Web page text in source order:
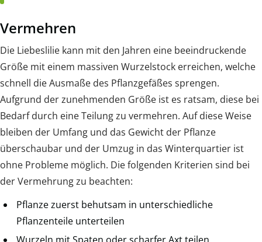
Vermehren
Die Liebeslilie kann mit den Jahren eine beeindruckende
Größe mit einem massiven Wurzelstock erreichen, welche
schnell die Ausmaße des Pflanzgefäßes sprengen.
Aufgrund der zunehmenden Größe ist es ratsam, diese bei
Bedarf durch eine Teilung zu vermehren. Auf diese Weise
bleiben der Umfang und das Gewicht der Pflanze
überschaubar und der Umzug in das Winterquartier ist
ohne Probleme möglich. Die folgenden Kriterien sind bei
der Vermehrung zu beachten:
Pflanze zuerst behutsam in unterschiedliche
Pflanzenteile unterteilen